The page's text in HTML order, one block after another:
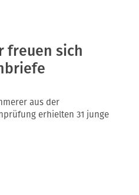
freuen sich
aus der
erhielten 31 junge